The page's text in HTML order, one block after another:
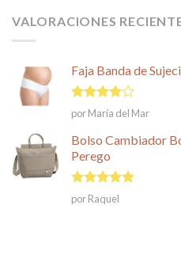
VALORACIONES
Faja Banda de
Valorado
en
5
por María del Mar
Bolso Cambiador
Perego
Valorado en
5
de 5
por Raquel